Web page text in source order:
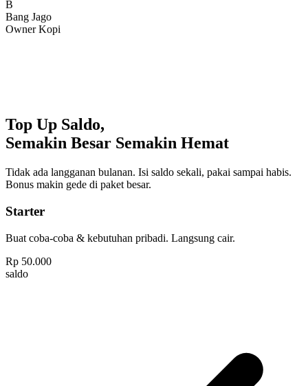
Bang Jago
Owner Kopi
Top Up Saldo,
Semakin Besar Semakin Hemat
Tidak ada langganan bulanan. Isi saldo sekali, pakai sampai habis.
Bonus makin gede di paket besar.
Starter
Buat coba-coba & kebutuhan pribadi. Langsung cair.
Rp 50.000
saldo